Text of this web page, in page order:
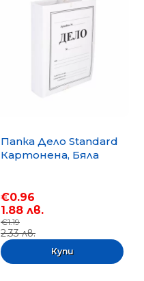
Папка Дело Standard
Картонена, Бяла
€0.96
1.88 лв.
€1.19
2.33 лв.